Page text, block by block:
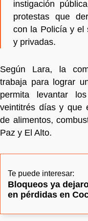
instigación
protestas que
con la Policía y el
y privadas.
Según Lara, la
trabaja para lograr
permita levantar
veintitrés días y que
de alimentos,
Paz y El Alto.
Te puede interesar:
Bloqueos ya
en pérdidas en